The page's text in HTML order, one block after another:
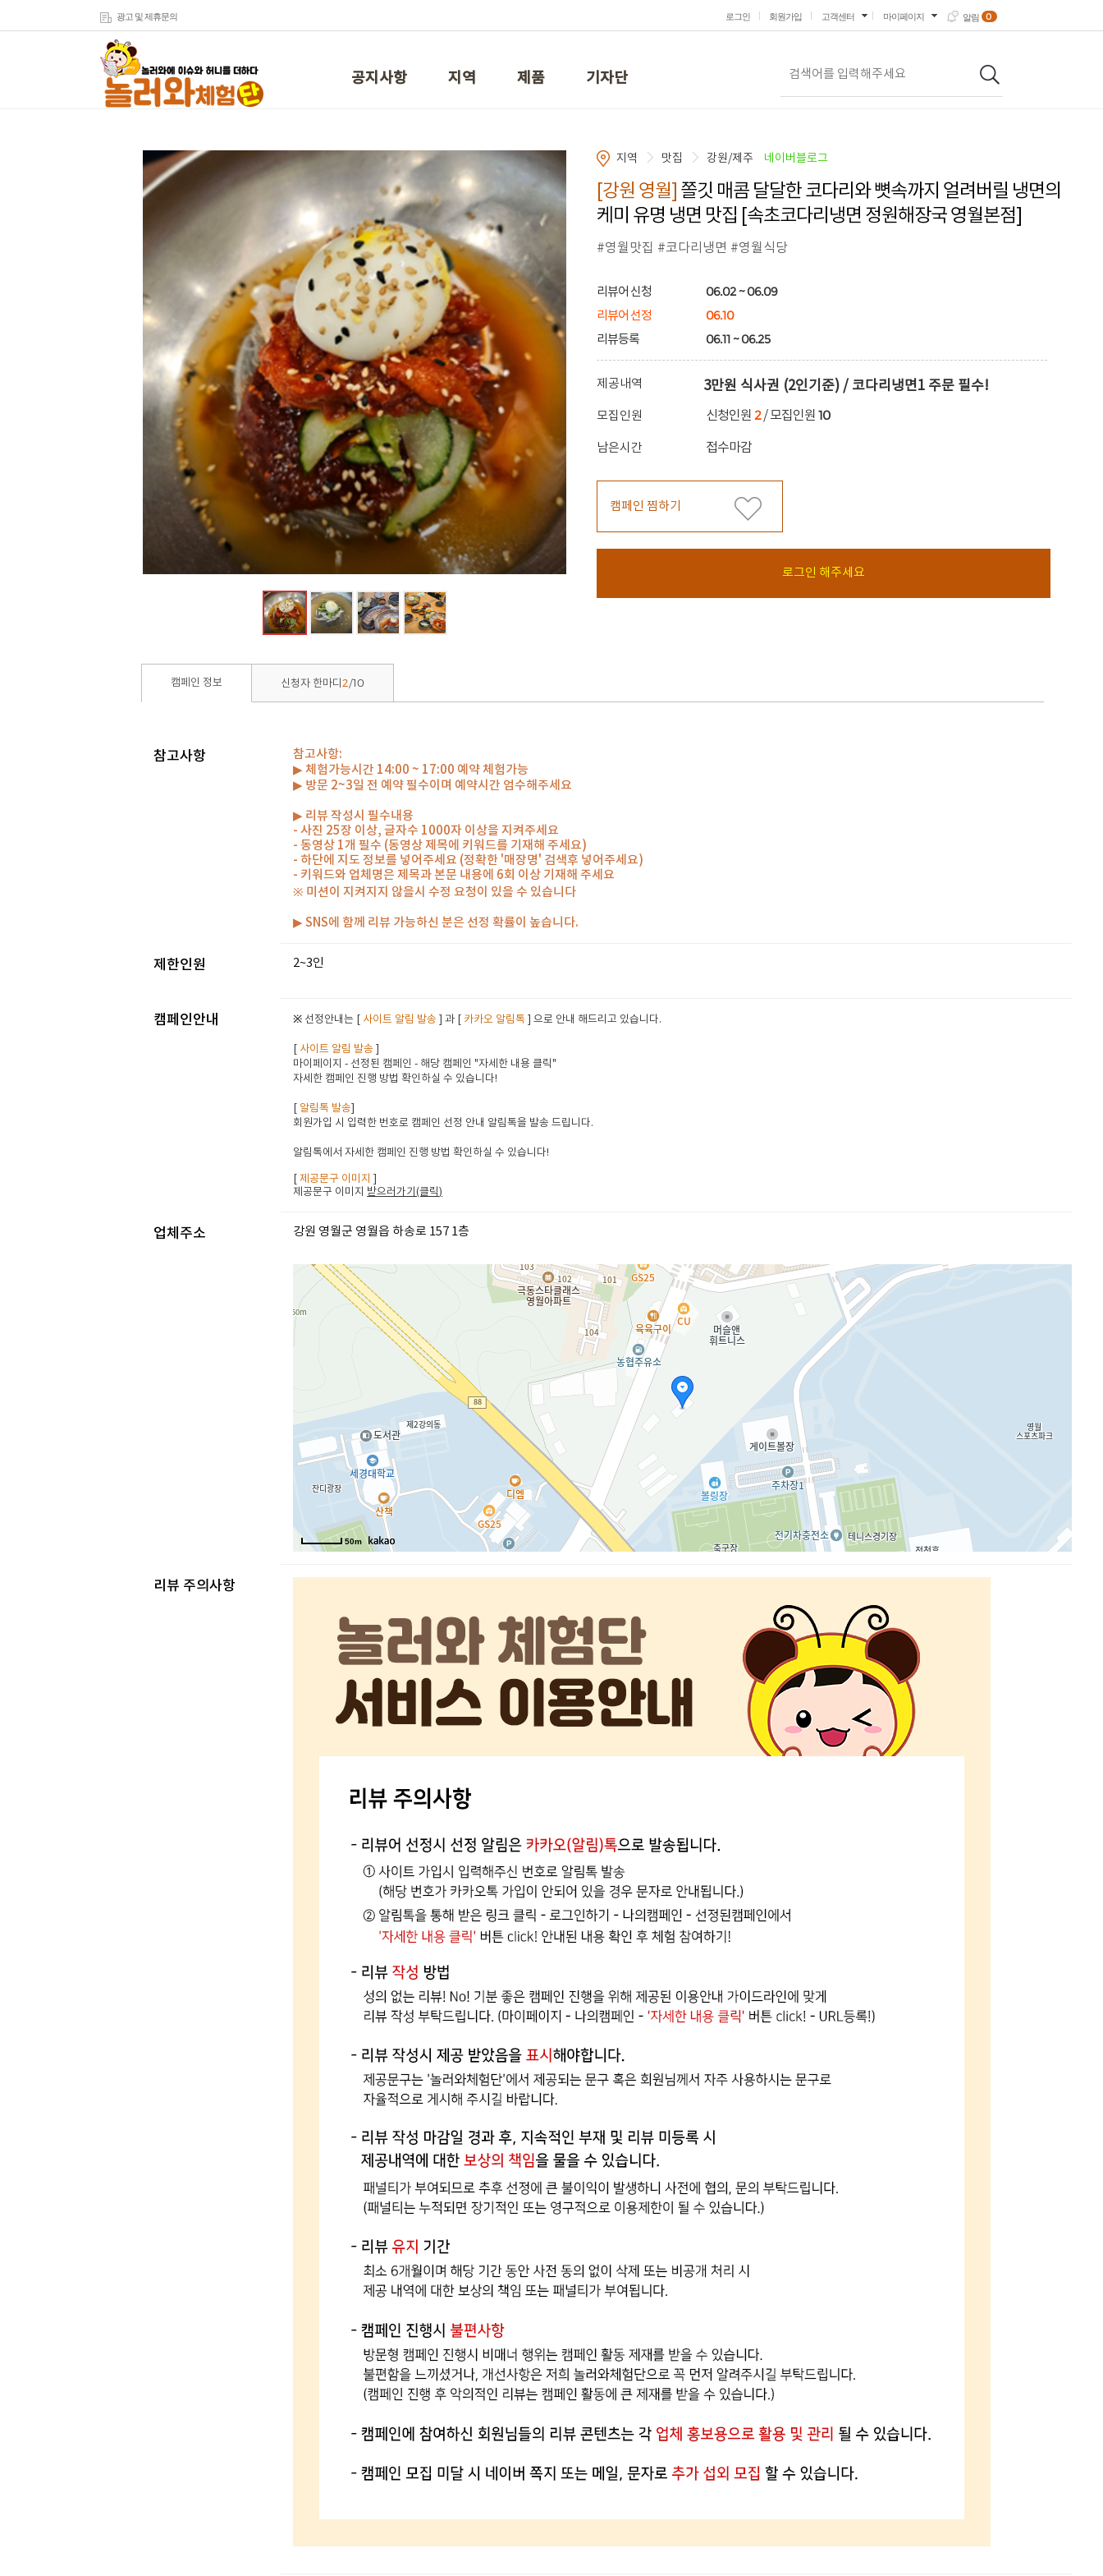
광고 및 제휴문의 로그인 회원가입 고객센터 마이페이지 알림 0
공지사항 지역 제품 기자단
지역 맛집 강원/제주 네이버블로그
[강원 영월] 쫄깃 매콤 달달한 코다리와 뼛속까지 얼려버릴 냉면의
케미 유명 냉면 맛집 [속초코다리냉면 정원해장국 영월본점]
#영월맛집 #코다리냉면 #영월식당
리뷰어 신청 06.02 ~ 06.09
리뷰어 선정 06.10
리뷰등록 06.11 ~ 06.25
제공내역 3만원 식사권 (2인기준) / 코다리냉면1 주문 필수!
모집인원 신청인원 2/ 모집인원 10
남은시간 접수마감
캠페인 찜하기
로그인 해주세요
캠페인 정보 신청자 한마디 2/10
참고사항
참고사항:
▶ 체험가능시간 14:00 ~ 17:00 예약 체험가능
▶ 방문 2~3일 전 예약 필수이며 예약시간 엄수해주세요
▶ 리뷰 작성시 필수내용
- 사진 25장 이상, 글자수 1000자 이상을 지켜주세요
- 동영상 1개 필수 (동영상 제목에 키워드를 기재해 주세요)
- 하단에 지도 정보를 넣어주세요 (정확한 '매장명' 검색후 넣어주세요)
- 키워드와 업체명은 제목과 본문 내용에 6회 이상 기재해 주세요
※ 미션이 지켜지지 않을시 수정 요청이 있을 수 있습니다
▶ SNS에 함께 리뷰 가능하신 분은 선정 확률이 높습니다.
제한인원 2~3인
캠페인안내 ※ 선정안내는 [ 사이트 알림 발송 ] 과 [ 카카오 알림톡 ] 으로 안내 해드리고 있습니다.
사이트 알림 발송
마이페이지 - 선정된 캠페인 - 해당 캠페인 "자세한 내용 클릭"
자세한 캠페인 진행 방법 확인하실 수 있습니다!
알림톡 발송
회원가입 시 입력한 번호로 캠페인 선정 안내 알림톡을 발송 드립니다.
알림톡에서 자세한 캠페인 진행 방법 확인하실 수 있습니다!
[제공문구 이미지
제공문구 이미지 받으러가기(클릭 )
업체주소 강원 영월군 영월읍 하송로 157 1층
50m
리뷰 주의사항